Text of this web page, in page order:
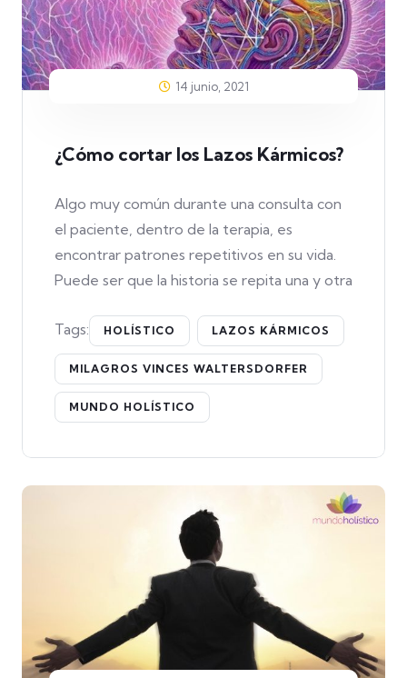
14 junio, 2021
¿Cómo cortar los Lazos Kármicos?
Algo muy común durante una consulta con
el paciente, dentro de la terapia, es
encontrar patrones repetitivos en su vida.
Puede ser que la historia se repita una y otra
Tags: HOLÍSTICO LAZOS KÁRMICOS
MILAGROS VINCES WALTERSDORFER
MUNDO HOLÍSTICO